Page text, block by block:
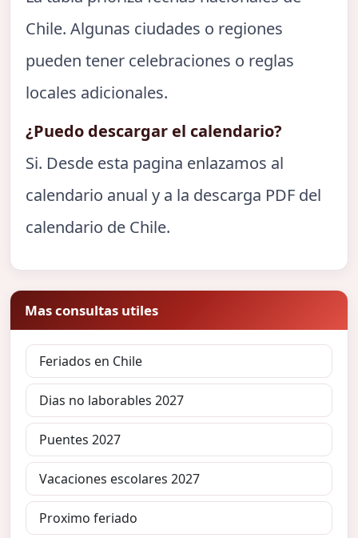
Chile. Algunas ciudades o regiones
pueden tener celebraciones o reglas
locales adicionales.
¿Puedo descargar el calendario?
Si. Desde esta pagina enlazamos al
calendario anual y a la descarga PDF del
calendario de Chile.
Mas consultas utiles
Feriados en Chile
Dias no laborables 2027
Puentes 2027
Vacaciones escolares 2027
Proximo feriado